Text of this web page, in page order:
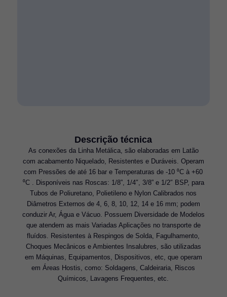
Descrição técnica
As conexões da Linha Metálica, são elaboradas em Latão
com acabamento Niquelado, Resistentes e Duráveis. Operam
com Pressões de até 16 bar e Temperaturas de -10 ⁰C à +60
⁰C . Disponíveis nas Roscas: 1/8”, 1/4″, 3/8” e 1/2″ BSP, para
Tubos de Poliuretano, Polietileno e Nylon Calibrados nos
Diâmetros Externos de 4, 6, 8, 10, 12, 14 e 16 mm; podem
conduzir Ar, Água e Vácuo. Possuem Diversidade de Modelos
que atendem as mais Variadas Aplicações no transporte de
fluídos. Resistentes à Respingos de Solda, Fagulhamento,
Choques Mecânicos e Ambientes Insalubres, são utilizadas
em Máquinas, Equipamentos, Dispositivos, etc, que operam
em Áreas Hostis, como: Soldagens, Caldeiraria, Riscos
Químicos, Lavagens Frequentes, etc.